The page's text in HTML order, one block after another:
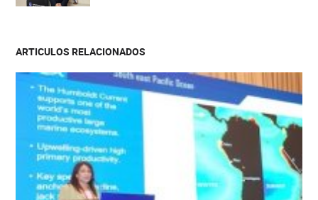
ARTICULOS RELACIONADOS